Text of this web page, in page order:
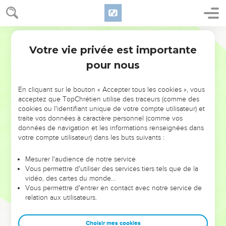
NE MANQUEZ PAS L’ÉVÉNEMENT
DE L’ANNÉE !
ET SI LEURS ERREURS POUVAIENT VOUS ÉVITER LES
VOTRES ?
leur foi ou leur vision. Mais on voit moins les doutes, les erreurs
et les saisons difficiles qu'ils ont traversés, alors même que ce
sont elles qui les ont façonnés.
Dans cette conférence, leaders, entrepreneurs, et responsables
clés pour avancer avec plus de sagesse afin que leurs erreurs
Votre vie privée est importante
pour nous
En cliquant sur le bouton « Accepter tous les cookies », vous
acceptez que TopChrétien utilise des traceurs (comme des
cookies ou l'identifiant unique de votre compte utilisateur) et
traite vos données à caractère personnel (comme vos
données de navigation et les informations renseignées dans
votre compte utilisateur) dans les buts suivants :
Mesurer l'audience de notre service
Vous permettre d'utiliser des services tiers tels que de la
vidéo, des cartes du monde…
Vous permettre d'entrer en contact avec notre service de
relation aux utilisateurs.
Choisir mes cookies